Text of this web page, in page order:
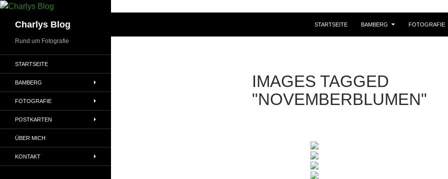
Zum
springenCharlys Blog STARTSEITE BAMBERG FOTOGRAFIE
IMAGES TAGGED
"NOVEMBERBLUMEN"
Rund um Fotografie
STARTSEITE
BAMBERG
FOTOGRAFIE
POSTKARTEN
ÜBER MICH
KONTAKT